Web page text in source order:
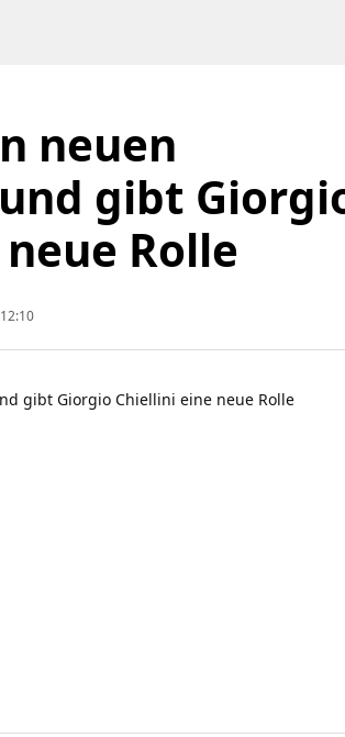
neuen
gibt
Rolle